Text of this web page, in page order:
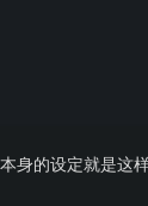
身的设定就是这